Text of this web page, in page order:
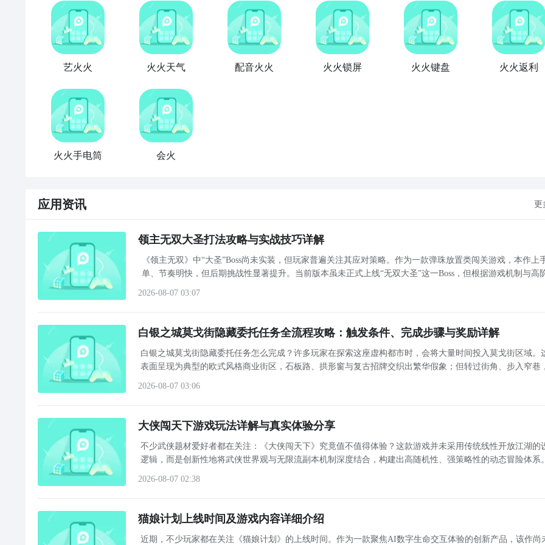
艺火火 火火天气 配音火火 火火锁屏 火火键盘 火火返利
火火手电筒 会火
应用资讯 更
领主无双大圣打法攻略与实战技巧详解
《领主无双》中“大圣”Boss尚未实装，但玩家普遍关注其应对策略。作为一款弹珠放置类闯关游戏，本作上
单、节奏明快，但后期挑战性显著提升。当前版本虽未正式上线“无双大圣”这一Boss，但根据游戏机制与高
2026-08-07 03:07
白银之城莫戈街隐藏委托任务全流程攻略：触发条件、完成步骤与奖励详解
白银之城莫戈街隐藏委托任务怎么完成？许多玩家在探索这座虚构都市时，会将大量时间投入莫戈街区域。
表面呈现为典型的欧式风格商业街区，石板路、拱形窗与复古招牌交织出繁华假象；但转过街角、步入窄巷
2026-08-07 03:06
大侠闯天下游戏玩法详解与真实体验分享
不少武侠题材爱好者都在关注：《大侠闯天下》究竟值不值得体验？这款游戏并未采用传统线性开放江湖的
逻辑，而是创新性地将武侠世界观与无限流副本机制深度结合，构建出高随机性、强策略性的动态冒险体系
2026-08-07 02:38
猫娘计划上线时间及游戏内容详细介绍
近期，不少玩家都在关注《猫娘计划》的上线时间。作为一款聚焦AI数字生命交互体验的创新产品，该作尚